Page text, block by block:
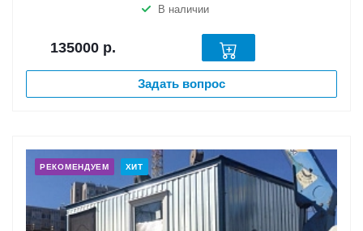
В наличии
135000 р.
Задать вопрос
РЕКОМЕНДУЕМ ХИТ